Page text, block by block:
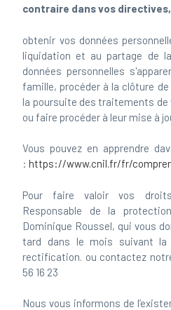
contraire dans vos
obtenir vos données
liquidation et au partage de
données personnelles
famille, procéder à la clôture
la poursuite des traitements de
ou faire procéder à leur mise à
Vous pouvez en apprendre
:https://www.cnil.fr/fr/
Pour faire valoir vos
Responsable de la
Dominique Roussel, qui vous
tard dans le mois suivant la
rectification. ou contactez
56 16 23
Nous vous informons de